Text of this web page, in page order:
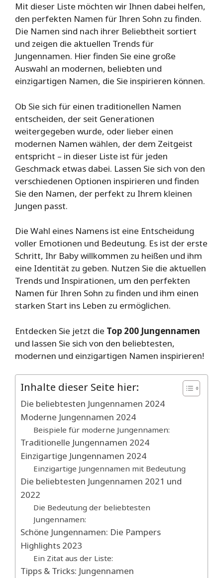
Mit dieser Liste möchten wir Ihnen dabei helfen,
den perfekten Namen für Ihren Sohn zu finden.
Die Namen sind nach ihrer Beliebtheit sortiert
und zeigen die aktuellen Trends für
Jungennamen. Hier finden Sie eine große
Auswahl an modernen, beliebten und
einzigartigen Namen, die Sie inspirieren können.
Ob Sie sich für einen traditionellen Namen
entscheiden, der seit Generationen
weitergegeben wurde, oder lieber einen
modernen Namen wählen, der dem Zeitgeist
entspricht – in dieser Liste ist für jeden
Geschmack etwas dabei. Lassen Sie sich von den
verschiedenen Optionen inspirieren und finden
Sie den Namen, der perfekt zu Ihrem kleinen
Jungen passt.
Die Wahl eines Namens ist eine Entscheidung
voller Emotionen und Bedeutung. Es ist der erste
Schritt, Ihr Baby willkommen zu heißen und ihm
eine Identität zu geben. Nutzen Sie die aktuellen
Trends und Inspirationen, um den perfekten
Namen für Ihren Sohn zu finden und ihm einen
starken Start ins Leben zu ermöglichen.
Entdecken Sie jetzt die Top 200 Jungennamen
und lassen Sie sich von den beliebtesten,
modernen und einzigartigen Namen inspirieren!
Inhalte dieser Seite hier:
Die beliebtesten Jungennamen 2024
Moderne Jungennamen 2024
Beispiele für moderne Jungennamen:
Traditionelle Jungennamen 2024
Einzigartige Jungennamen 2024
Einzigartige Jungennamen mit Bedeutung
Die beliebtesten Jungennamen 2021 und
2022
Die Bedeutung der beliebtesten
Jungennamen:
Schöne Jungennamen: Die Pampers
Highlights 2023
Ein Zitat aus der Liste:
Tipps & Tricks: Jungennamen